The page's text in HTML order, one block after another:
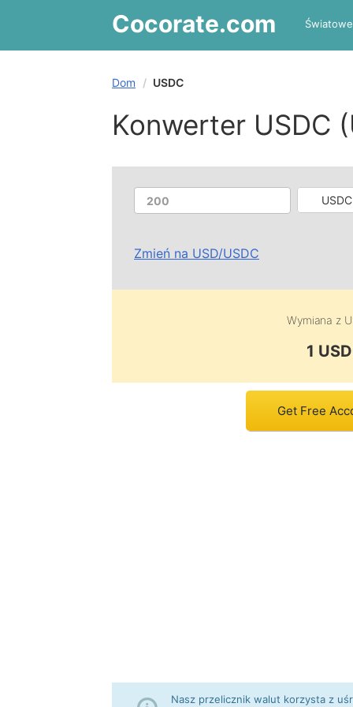
Cocorate.com
Dom USDC
Konwerter USDC
Zmień na USD/USDC
Wymiana z
1
Get Free
Nasz przelicznik walut korzysta z